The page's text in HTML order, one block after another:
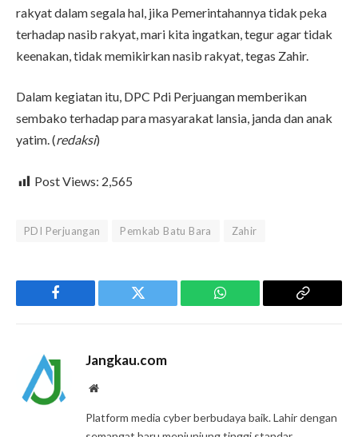
rakyat dalam segala hal, jika Pemerintahannya tidak peka
terhadap nasib rakyat, mari kita ingatkan, tegur agar tidak
keenakan, tidak memikirkan nasib rakyat, tegas Zahir.
Dalam kegiatan itu, DPC Pdi Perjuangan memberikan
sembako terhadap para masyarakat lansia, janda dan anak
yatim. (redaksi)
Post Views: 2,565
PDI Perjuangan Pemkab Batu Bara Zahir
Facebook Twitter WhatsApp
Copy
Jangkau.com
Website
Platform media cyber berbudaya baik. Lahir dengan